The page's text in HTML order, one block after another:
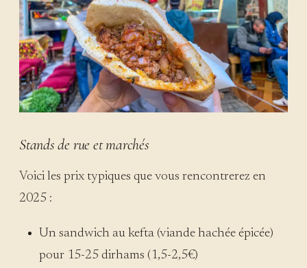
Stands de rue et marchés
Voici les prix typiques que vous rencontrerez en
2025 :
Un sandwich au kefta (viande hachée épicée)
pour 15-25 dirhams (1,5-2,5€)